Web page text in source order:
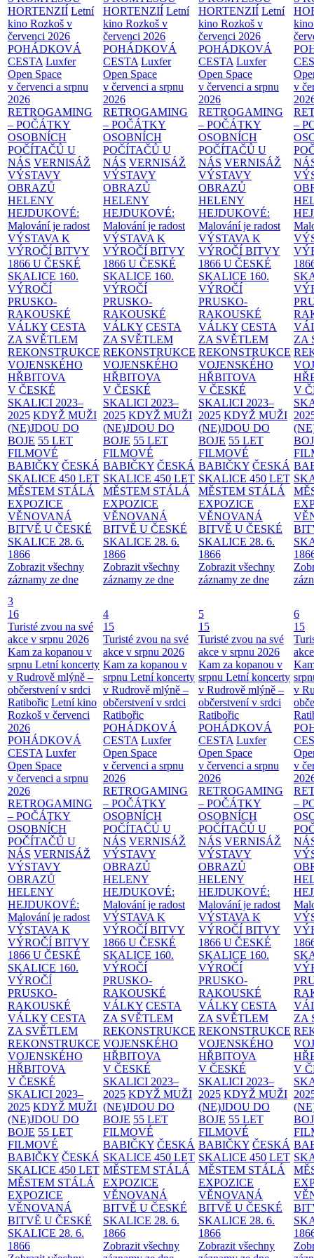
HORTENZIÍ Letní
kino Rozkoš v
červenci 2026
POHÁDKOVÁ
CESTA Luxfer
Open Space
v červenci a srpnu
2026
RETROGAMING
– POČÁTKY
OSOBNÍCH
POČÍTAČŮ U
NÁS VERNISÁŽ
VÝSTAVY
OBRAZŮ
HELENY
HEJDUKOVÉ:
Malování je radost
VÝSTAVA K
VÝROČÍ BITVY
1866 U ČESKÉ
SKALICE 160.
VÝROČÍ
PRUSKO-
RAKOUSKÉ
VÁLKY CESTA
ZA SVĚTLEM
REKONSTRUKCE
VOJENSKÉHO
HŘBITOVA
V ČESKÉ
SKALICI 2023–
2025 KDYŽ MUŽI
(NE)JDOU DO
BOJE 55 LET
FILMOVÉ
BABIČKY ČESKÁ
SKALICE 450 LET
MĚSTEM STÁLÁ
EXPOZICE
VĚNOVANÁ
BITVĚ U ČESKÉ
SKALICE 28. 6.
1866
Zobrazit všechny
záznamy ze dne
HORTENZIÍ Letní
kino Rozkoš v
červenci 2026
POHÁDKOVÁ
CESTA Luxfer
Open Space
v červenci a srpnu
2026
RETROGAMING
– POČÁTKY
OSOBNÍCH
POČÍTAČŮ U
NÁS VERNISÁŽ
VÝSTAVY
OBRAZŮ
HELENY
HEJDUKOVÉ:
Malování je radost
VÝSTAVA K
VÝROČÍ BITVY
1866 U ČESKÉ
SKALICE 160.
VÝROČÍ
PRUSKO-
RAKOUSKÉ
VÁLKY CESTA
ZA SVĚTLEM
REKONSTRUKCE
VOJENSKÉHO
HŘBITOVA
V ČESKÉ
SKALICI 2023–
2025 KDYŽ MUŽI
(NE)JDOU DO
BOJE 55 LET
FILMOVÉ
BABIČKY ČESKÁ
SKALICE 450 LET
MĚSTEM STÁLÁ
EXPOZICE
VĚNOVANÁ
BITVĚ U ČESKÉ
SKALICE 28. 6.
1866
Zobrazit všechny
záznamy ze dne
HORTENZIÍ Letní
kino Rozkoš v
červenci 2026
POHÁDKOVÁ
CESTA Luxfer
Open Space
v červenci a srpnu
2026
RETROGAMING
– POČÁTKY
OSOBNÍCH
POČÍTAČŮ U
NÁS VERNISÁŽ
VÝSTAVY
OBRAZŮ
HELENY
HEJDUKOVÉ:
Malování je radost
VÝSTAVA K
VÝROČÍ BITVY
1866 U ČESKÉ
SKALICE 160.
VÝROČÍ
PRUSKO-
RAKOUSKÉ
VÁLKY CESTA
ZA SVĚTLEM
REKONSTRUKCE
VOJENSKÉHO
HŘBITOVA
V ČESKÉ
SKALICI 2023–
2025 KDYŽ MUŽI
(NE)JDOU DO
BOJE 55 LET
FILMOVÉ
BABIČKY ČESKÁ
SKALICE 450 LET
MĚSTEM STÁLÁ
EXPOZICE
VĚNOVANÁ
BITVĚ U ČESKÉ
SKALICE 28. 6.
1866
Zobrazit všechny
záznamy ze dne
v
–
ZA
V
3
16
Turisté zvou na své
akce v srpnu 2026
Kam za kopanou v
srpnu Letní koncerty
v Rudrově mlýně –
občerstvení v srdci
Ratibořic Letní kino
Rozkoš v červenci
2026
POHÁDKOVÁ
CESTA Luxfer
Open Space
v červenci a srpnu
2026
RETROGAMING
– POČÁTKY
OSOBNÍCH
POČÍTAČŮ U
NÁS VERNISÁŽ
VÝSTAVY
OBRAZŮ
HELENY
HEJDUKOVÉ:
Malování je radost
VÝSTAVA K
VÝROČÍ BITVY
1866 U ČESKÉ
SKALICE 160.
VÝROČÍ
PRUSKO-
RAKOUSKÉ
VÁLKY CESTA
ZA SVĚTLEM
REKONSTRUKCE
VOJENSKÉHO
HŘBITOVA
V ČESKÉ
SKALICI 2023–
2025 KDYŽ MUŽI
(NE)JDOU DO
BOJE 55 LET
FILMOVÉ
BABIČKY ČESKÁ
SKALICE 450 LET
MĚSTEM STÁLÁ
EXPOZICE
VĚNOVANÁ
BITVĚ U ČESKÉ
SKALICE 28. 6.
1866
4
15
Turisté zvou na své
akce v srpnu 2026
Kam za kopanou v
srpnu Letní koncerty
v Rudrově mlýně –
občerstvení v srdci
Ratibořic
POHÁDKOVÁ
CESTA Luxfer
Open Space
v červenci a srpnu
2026
RETROGAMING
– POČÁTKY
OSOBNÍCH
POČÍTAČŮ U
NÁS VERNISÁŽ
VÝSTAVY
OBRAZŮ
HELENY
HEJDUKOVÉ:
Malování je radost
VÝSTAVA K
VÝROČÍ BITVY
1866 U ČESKÉ
SKALICE 160.
VÝROČÍ
PRUSKO-
RAKOUSKÉ
VÁLKY CESTA
ZA SVĚTLEM
REKONSTRUKCE
VOJENSKÉHO
HŘBITOVA
V ČESKÉ
SKALICI 2023–
2025 KDYŽ MUŽI
(NE)JDOU DO
BOJE 55 LET
FILMOVÉ
BABIČKY ČESKÁ
SKALICE 450 LET
MĚSTEM STÁLÁ
EXPOZICE
VĚNOVANÁ
BITVĚ U ČESKÉ
SKALICE 28. 6.
1866
Zobrazit všechny
5
15
Turisté zvou na své
akce v srpnu 2026
Kam za kopanou v
srpnu Letní koncerty
v Rudrově mlýně –
občerstvení v srdci
Ratibořic
POHÁDKOVÁ
CESTA Luxfer
Open Space
v červenci a srpnu
2026
RETROGAMING
– POČÁTKY
OSOBNÍCH
POČÍTAČŮ U
NÁS VERNISÁŽ
VÝSTAVY
OBRAZŮ
HELENY
HEJDUKOVÉ:
Malování je radost
VÝSTAVA K
VÝROČÍ BITVY
1866 U ČESKÉ
SKALICE 160.
VÝROČÍ
PRUSKO-
RAKOUSKÉ
VÁLKY CESTA
ZA SVĚTLEM
REKONSTRUKCE
VOJENSKÉHO
HŘBITOVA
V ČESKÉ
SKALICI 2023–
2025 KDYŽ MUŽI
(NE)JDOU DO
BOJE 55 LET
FILMOVÉ
BABIČKY ČESKÁ
SKALICE 450 LET
MĚSTEM STÁLÁ
EXPOZICE
VĚNOVANÁ
BITVĚ U ČESKÉ
SKALICE 28. 6.
1866
Zobrazit všechny
6
15
v
v
–
ZA
V